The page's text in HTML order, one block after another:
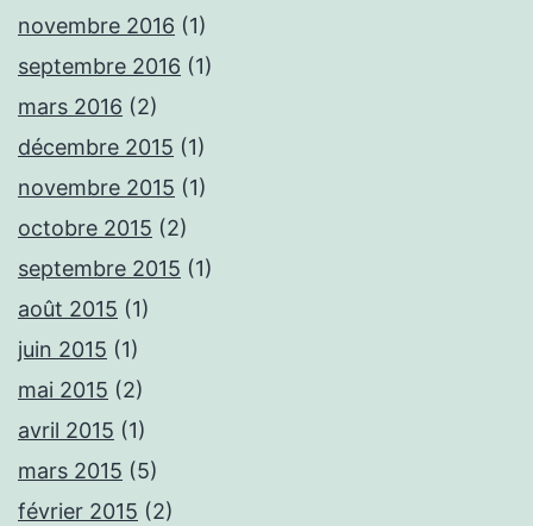
novembre 2016 (1)
septembre 2016 (1)
mars 2016 (2)
décembre 2015 (1)
novembre 2015 (1)
octobre 2015 (2)
septembre 2015 (1)
août 2015 (1)
juin 2015 (1)
mai 2015 (2)
avril 2015 (1)
mars 2015 (5)
février 2015 (2)